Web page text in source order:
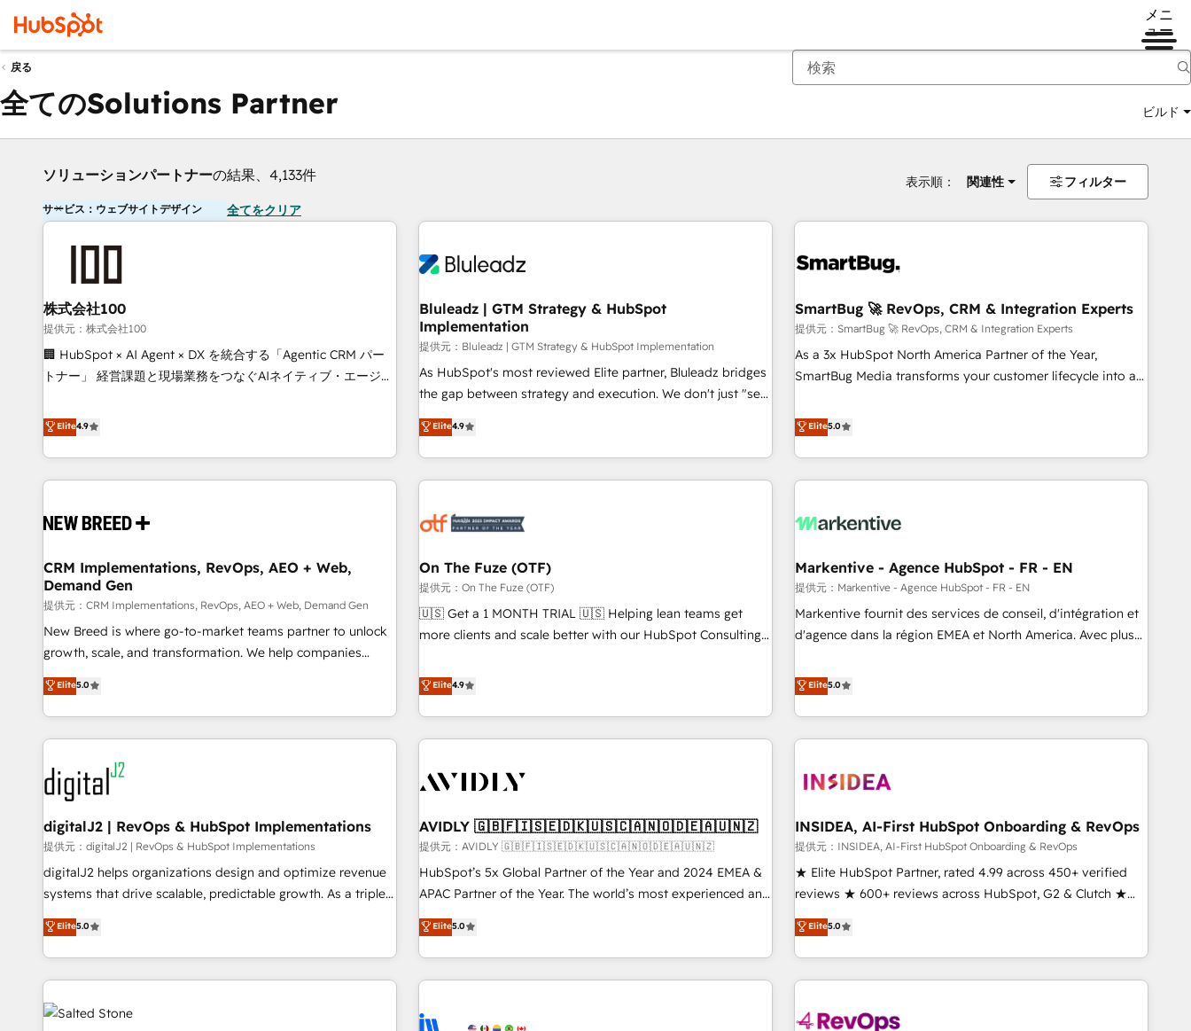
メニ
ュー
戻る
全てのSolutions Partner ビルド
ソリューションパートナーの結果、4,133件 表示順： 関連性 フィルター
サービス：ウェブサイトデザイン 全てをクリア
株式会社100
提供元：株式会社100
🏢 HubSpot × AI Agent × DX を統合する「Agentic CRM パー
トナー」 経営課題と現場業務をつなぐAIネイティブ・エージェ
再設計します。 💡 100inc は何をする会社か？ HubSpotを共
通基盤に、AIエージェントを組み込んだ顧客フロント業務（マ
ーケティング・営業・CS）を組織全体で設計・実装する日本の
AIネイティブ・エージェンシーです。事業部・グループ会社・
CRMを軸とした全社共通基盤に再構築します。意思決定者・
顧客データの一元化から、GTMの見える化・自動化まで。全
Hub統合運用、データ品質設計、グループ横断のCRM統合に対
応します。 2️⃣ AIエージェント組織構築 営業・マーケティング
業務の一部をAIが自律実行する組織への移行を設計・実装。
Breeze・Claude等をHubSpotと連携させ、役割定義・運用ル
ール・成果指標まで含めて設計します。 3️⃣ 全社DX × AI推進の
PMO伴走支援 複数部門をまたぐDX×AI変革を、構想から実装・
定着までPMOとして主導。「設定の代行ではなく、設計の責
任」を引き受け、部門横断の統合・浸透・変革管理を実行しま
した情報設計・導線設計・テンプレート設計をContent Hubで
一体提供。 ▸ 既存CRM・MAからの移行支援：Salesforce・
Marketo・Pardot等からの移行、カスタム設計、履歴データ移
行と活用設計まで。 ▸ AEO対応：ChatGPT・Perplexity等のAI
検索からの流入・引用を前提にコンテンツとサイト構造を最適
化。 🏆 なぜ100incを選ぶのか？ ✓ HubSpot Eliteパートナー
ISO27001:2022 / ISO9001:2015 取得 ✓ 400社以上の導入実績
✓ HubSpot大百科 出版 CRM・AI活用に関するご相談、現状整
Elite4.9
Bluleadz | GTM Strategy & HubSpot
Implementation
提供元：Bluleadz | GTM Strategy & HubSpot Implementation
As HubSpot's most reviewed Elite partner, Bluleadz bridges
the gap between strategy and execution. We don't just "set
up tools" — we install the GTM Operating System (GTM OS)
to align your leadership and engineer a portal that drives
predictable revenue velocity. 🚀 GTM Strategy & Alignment
Workshops & Sprints: Identify "Valleys of Death" stalling
mess." ⚙️ Elite Engineering & AI Scalable Architecture: Zero-
HubSpot Accreditations. AI-Powered RevOps: Breeze AI,
custom AI agents, and high-integrity migrations for total
reporting clarity. Security & Compliance: SOC 2 Type II and
HIPAA attested for enterprise-grade data security. 🏆 Why
Elite4.9
SmartBug 🚀 RevOps, CRM & Integration Experts
提供元：SmartBug 🚀 RevOps, CRM & Integration Experts
As a 3x HubSpot North America Partner of the Year,
SmartBug Media transforms your customer lifecycle into a
divisions Globalia (AI & Software) and Point Success Media
(Paid Media), making this the official home for all three
brands. 🔄 Implementation & Integration - Seamless
migrations and system integrations powered by Globalia’s
to drive platform adoption. 📈 Revenue Generation - Full-
Point Success Media. - Expert deployment of Breeze AI and
custom agents to automate growth. 🏆 Elite Excellence - 8
platform accreditations and deep HIPAA-compliance
expertise. - A team of 250+ experts dedicated to your
Elite5.0
CRM Implementations, RevOps, AEO + Web,
Demand Gen
提供元：CRM Implementations, RevOps, AEO + Web, Demand Gen
New Breed is where go-to-market teams partner to unlock
growth, scale, and transformation. We help companies
activate HubSpot’s AI-powered customer platform and
operationalize HubSpot’s Loop Marketing framework
through expert-led services, smart agents, and purpose-
built apps, tailored to your business. Together, we unlock
results, fast. ⚙️CRM & RevOps: Align all Hubs to your buyer
journey for clean data, scalability, & reporting. 🎯Demand
Gen & ABM: Drive pipeline with inbound, ABM, AEO, SEO, &
paid media. 👩‍💻Web Design: Build high-performing
websites with UX, messaging, & conversion strategy that
drive results. 🤖AI Strategy: Activate Breeze Agents,
configure HubSpot AI, & maximize AEO with tailored AI
integrations, hosting, & maintenance.
Elite5.0
On The Fuze (OTF)
提供元：On The Fuze (OTF)
🇺🇸 Get a 1 MONTH TRIAL 🇺🇸 Helping lean teams get
more clients and scale better with our HubSpot Consulting
help lean, growing companies: - Win more business -
Reduce no-shows - Improve lead & deal conversion rates -
Scale with less headcount ...by using HubSpot's full
capabilities. 🤓 What do you get? 🤓 Our client's are too
Personal Consultant + Tech Team to handle the heavy lifting
practices and 'don't know what you don't know'
recommendations to maximize conversions! OTF is an Elite
Partner (top 1% of 6,500+ Partners) and was named 2023
HubSpot Partner of the Year 💥 Trusted by 2,500+
using HubSpot (the right way). ⭐️ Here's more info:
www.onthefuze.com/hubspot-admin Contact us to learn
Elite4.9
Markentive - Agence HubSpot - FR - EN
提供元：Markentive - Agence HubSpot - FR - EN
Markentive fournit des services de conseil, d'intégration et
d'agence dans la région EMEA et North America. Avec plus
CRM et webdesign. Markentive is both a consulting firm, a
digital agency and an integrator. With over 115 experts in
marketing automation, growth, revops, CRM and webdesign
(We focus on EMEA - USA customers).
Elite5.0
digitalJ2 | RevOps & HubSpot Implementations
提供元：digitalJ2 | RevOps & HubSpot Implementations
digitalJ2 helps organizations design and optimize revenue
systems that drive scalable, predictable growth. As a triple-
accredited HubSpot Solutions Partner, we specialize in both
strategic RevOps planning and hands-on technical
execution - building the operational foundation companies
need to thrive. Industries we specialize in: - Manufacturing -
Healthcare - Financial Services - Managed IT (MSP) -
Franchises - Professional Services - And more! How we
Elite5.0
AVIDLY 🇬🇧🇫🇮🇸🇪🇩🇰🇺🇸🇨🇦🇳🇴🇩🇪🇦🇺🇳🇿
提供元：AVIDLY 🇬🇧🇫🇮🇸🇪🇩🇰🇺🇸🇨🇦🇳🇴🇩🇪🇦🇺🇳🇿
HubSpot’s 5x Global Partner of the Year and 2024 EMEA &
APAC Partner of the Year. The world’s most experienced and
fully accredited HubSpot Solutions Partner. 🚀 With 2,750+
HubSpot projects delivered and 370+ specialists across
EMEA, APAC and NAM, we de-risk complex CRM
programmes and accelerate ROI across every HubSpot
automation, we turn complexity into clarity, human at global
Elite5.0
INSIDEA, AI-First HubSpot Onboarding & RevOps
提供元：INSIDEA, AI-First HubSpot Onboarding & RevOps
★ Elite HubSpot Partner, rated 4.99 across 450+ verified
reviews ★ 600+ reviews across HubSpot, G2 & Clutch ★
150+ in-house HubSpot-certified experts ★ 1,500+
implementations across 25+ countries ★ AI-first, RevOps-
led, onboarding-obsessed INSIDEA helps growing
companies turn HubSpot into a revenue engine. We
powered workflows that drive adoption from week one, in
Elite5.0